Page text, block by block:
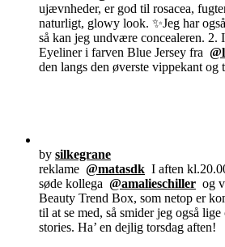
ujævnheder, er god til rosacea,
naturligt, glowy look. ✨Jeg har
så kan jeg undvære concealeren.
Eyeliner i farven Blue Jersey fra
den langs den øverste vippekant
by silkegrane
reklame @matasdk I aften
søde kollega @amalieschiller og
Beauty Trend Box, som netop er
til at se med, så smider jeg også
stories. Ha’ en dejlig torsdag aften!